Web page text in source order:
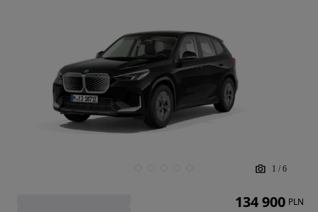
1 / 6
134 900 PLN